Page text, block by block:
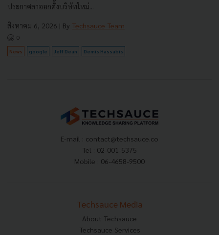
ประกาศลาออกตั้งบริษัทใหม่...
สิงหาคม 6, 2026 | By Techsauce Team
0
News google Jeff Dean Demis Hassabis
E-mail : contact@techsauce.co
Tel : 02-001-5375
Mobile : 06-4658-9500
Techsauce Media
About Techsauce
Techsauce Services